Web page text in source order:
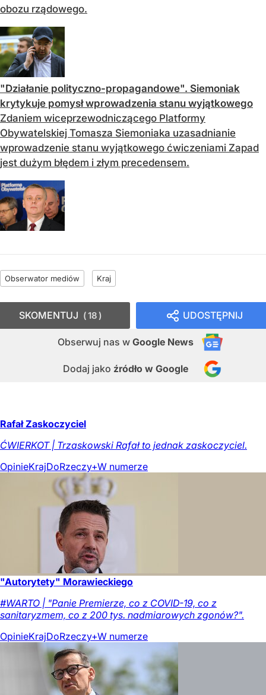
obozu rządowego.
"Działanie polityczno-propagandowe". Siemoniak
krytykuje pomysł wprowadzenia stanu wyjątkowego
Zdaniem wiceprzewodniczącego Platformy
Obywatelskiej Tomasza Siemoniaka uzasadnianie
wprowadzenie stanu wyjątkowego ćwiczeniami Zapad
jest dużym błędem i złym precedensem.
Obserwator mediów Kraj
UDOSTĘPNIJ
Obserwuj nas w Google News
Dodaj jako źródło w Google
SKOMENTUJ 18
Rafał Zaskoczyciel
ĆWIERKOT | Trzaskowski Rafał to jednak zaskoczyciel.
OpinieKrajDoRzeczy+W numerze
"Autorytety" Morawieckiego
#WARTO | "Panie Premierze, co z COVID-19, co z
sanitaryzmem, co z 200 tys. nadmiarowych zgonów?".
OpinieKrajDoRzeczy+W numerze